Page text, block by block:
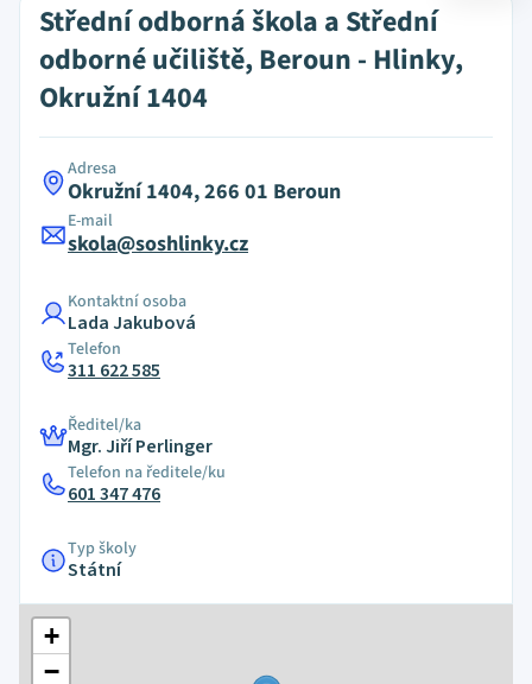
Střední odborná škola a Střední
odborné učiliště, Beroun - Hlinky,
Okružní 1404
Adresa
Okružní 1404, 266 01 Beroun
E-mail
skola@soshlinky.cz
Kontaktní osoba
Lada Jakubová
Telefon
311 622 585
Ředitel/ka
Mgr. Jiří Perlinger
Telefon na ředitele/ku
601 347 476
Typ školy
Státní
+
−